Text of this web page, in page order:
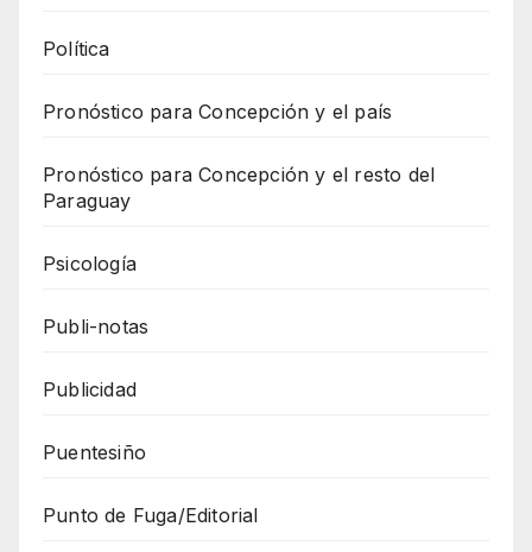
Política
Pronóstico para Concepción y el país
Pronóstico para Concepción y el resto del
Paraguay
Psicología
Publi-notas
Publicidad
Puentesiño
Punto de Fuga/Editorial